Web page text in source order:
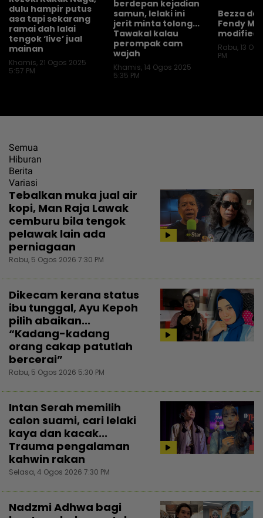
dulu hampir putus
asa tapi sekarang
ramai dah lalai
tengok ‘live’ jual
mainan
Khamis, 21 Ogos 2025
5:57 PM
berdepan kejadian
samun, lelaki ini
jerit minta tolong...
Tawakal kalau
perompak cam
wajah
Khamis, 14 Ogos 2025
5:35 PM
Bezza
Fendy
modified
Rabu, 13
PM
Semua
Hiburan
Berita
Variasi
Tebalkan muka jual air
kopi, Man Raja Lawak
cemburu bila tengok
pelawak lain ada
perniagaan
Rabu, 5 Ogos 2026 7:30 PM
Dikecam kerana status
ibu tunggal, Ayu Kepoh
pilih abaikan...
“Kadang-kadang
orang cakap patutlah
bercerai”
Rabu, 5 Ogos 2026 5:30 PM
Intan Serah memilih
calon suami, cari lelaki
kaya dan kacak...
Trauma pengalaman
kahwin rakan
Selasa, 4 Ogos 2026 7:30 PM
Nadzmi Adhwa bagi